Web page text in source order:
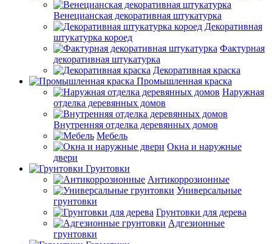
Венецианская декоративная штукатурка
Декоративная
штукатурка короед
Фактурная
декоративная штукатурка
Декоративная краска
Промышленная краска
Наружная
отделка деревянных домов
Внутренняя отделка деревянных домов
Мебель
Окна и наружные
двери
Грунтовки
Антикоррозионные
Универсальные
грунтовки
Грунтовки для дерева
Адгезионные
грунтовки